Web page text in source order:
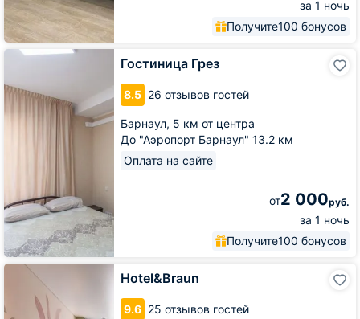
за 1 ночь
Получите100 бонусов
Гостиница Грез
8.5 26 отзывов гостей
Барнаул, 5 км от центра
До "Аэропорт Барнаул" 13.2 км
Оплата на сайте
от2 000руб.
за 1 ночь
Получите100 бонусов
Гостиница
Hotel&Braun
9.6 25 отзывов гостей
Hotel&Braun